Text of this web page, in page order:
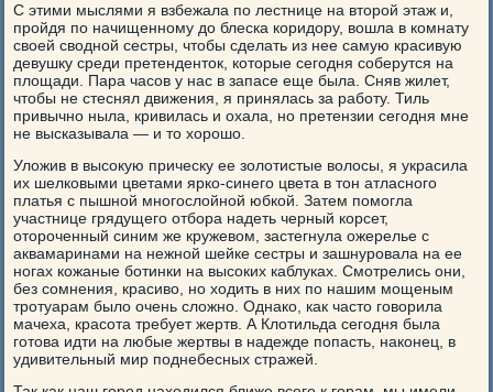
С этими мыслями я взбежала по лестнице на второй этаж и,
пройдя по начищенному до блеска коридору, вошла в комнату
своей сводной сестры, чтобы сделать из нее самую красивую
девушку среди претенденток, которые сегодня соберутся на
площади. Пара часов у нас в запасе еще была. Сняв жилет,
чтобы не стеснял движения, я принялась за работу. Тиль
привычно ныла, кривилась и охала, но претензии сегодня мне
не высказывала — и то хорошо.
Уложив в высокую прическу ее золотистые волосы, я украсила
их шелковыми цветами ярко-синего цвета в тон атласного
платья с пышной многослойной юбкой. Затем помогла
участнице грядущего отбора надеть черный корсет,
отороченный синим же кружевом, застегнула ожерелье с
аквамаринами на нежной шейке сестры и зашнуровала на ее
ногах кожаные ботинки на высоких каблуках. Смотрелись они,
без сомнения, красиво, но ходить в них по нашим мощеным
тротуарам было очень сложно. Однако, как часто говорила
мачеха, красота требует жертв. А Клотильда сегодня была
готова идти на любые жертвы в надежде попасть, наконец, в
удивительный мир поднебесных стражей.